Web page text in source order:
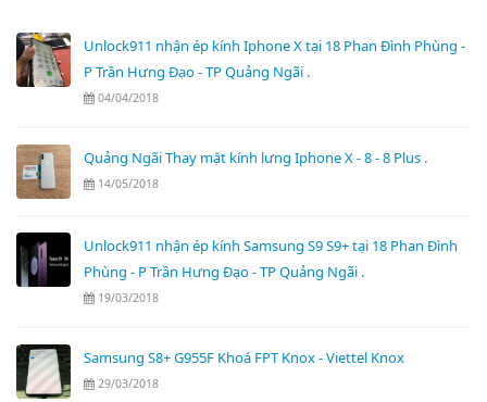
Unlock911 nhận ép kính Iphone X tại 18 Phan Đình Phùng -
P Trần Hưng Đạo - TP Quảng Ngãi .
04/04/2018
Quảng Ngãi Thay mặt kính lưng Iphone X - 8 - 8 Plus .
14/05/2018
Unlock911 nhận ép kính Samsung S9 S9+ tại 18 Phan Đình
Phùng - P Trần Hưng Đạo - TP Quảng Ngãi .
19/03/2018
Samsung S8+ G955F Khoá FPT Knox - Viettel Knox
29/03/2018